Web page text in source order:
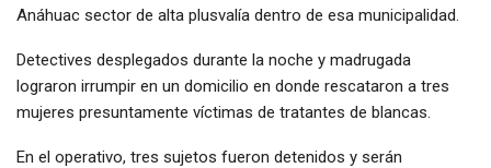
Anáhuac sector de alta plusvalía dentro de esa municipalidad.
Detectives desplegados durante la noche y madrugada
lograron irrumpir en un domicilio en donde rescataron a tres
mujeres presuntamente víctimas de tratantes de blancas.
En el operativo, tres sujetos fueron detenidos y serán